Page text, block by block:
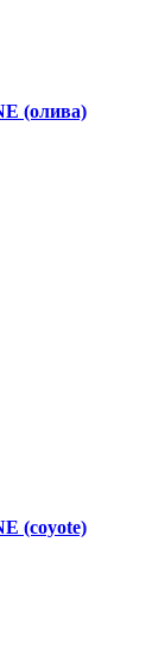
(олива)
(coyote)